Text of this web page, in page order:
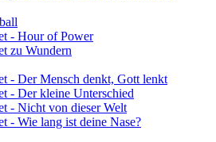
- Hour of Power
zu Wundern
- Der Mensch denkt, Gott lenkt
- Der kleine Unterschied
- Nicht von dieser Welt
- Wie lang ist deine Nase?